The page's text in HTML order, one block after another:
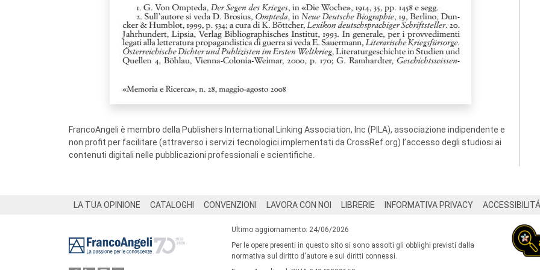
FrancoAngeli è membro della Publishers International Linking Association, Inc (PILA), associazione indipendente e
non profit per facilitare (attraverso i servizi tecnologici implementati da CrossRef.org) l’accesso degli studiosi ai
contenuti digitali nelle pubblicazioni professionali e scientifiche.
LA TUA OPINIONE CATALOGHI CONVENZIONI LAVORA CON NOI LIBRERIE INFORMATIVA PRIVACY ACCESSIBILITÁ
Ultimo aggiornamento: 24/06/2026
Per le opere presenti in questo sito si sono assolti gli obblighi previsti dalla
normativa sul diritto d'autore e sui diritti connessi.